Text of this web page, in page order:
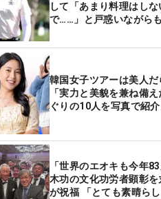
して「あまり料理はしな
で……」と戸惑いながら
韓国女子ツアーは美人だ
「実力と美貌を兼ね備
ぐりの10人を写真で紹介
「世界のエオキも今年
木功の文化功労者顕彰
が祝福 「とても素晴ら